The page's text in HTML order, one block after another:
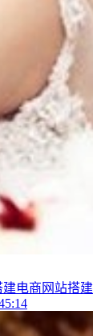
建电商网站搭